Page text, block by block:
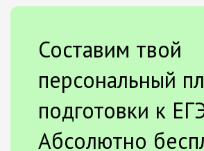
Составим твой
персональный
подготовки к
Абсолютно